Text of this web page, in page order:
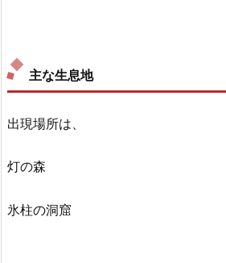
主な生息地
出現場所は、
灯の森
氷柱の洞窟